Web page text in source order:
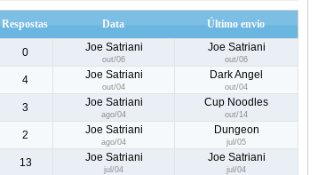
Respostas Data Último envio
0 Joe Satriani
out/06
Joe Satriani
out/06
4 Joe Satriani
out/04
Dark Angel
out/04
3 Joe Satriani
ago/04
Cup Noodles
out/14
2 Joe Satriani
ago/04
Dungeon
jul/05
13 Joe Satriani
jul/04
Joe Satriani
jul/04